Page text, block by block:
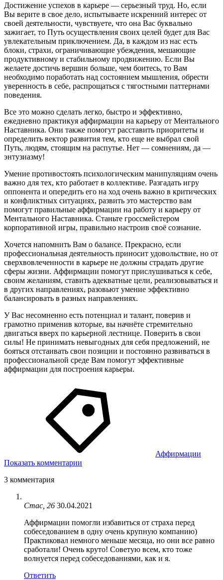
Достижение успехов в карьере — серьезный труд. Но, если
Вы верите в свое дело, испытываете искренний интерес от
своей деятельности, чувствуете, что она Вас буквально
зажигает, то Путь осуществления своих целей будет для Вас
увлекательным приключением. Да, в каждом из нас есть
блоки, страхи, ограничивающие убеждения, мешающие
продуктивному и стабильному продвижению. Если Вы
желаете достичь вершин больше, чем боитесь, то Вам
необходимо поработать над состоянием мышления, обрести
уверенность в себе, распрощаться с тягостными паттернами
поведения.
Все это можно сделать легко, быстро и эффективно,
ежедневно практикуя аффирмации на карьеру от Ментального
Наставника. Они также помогут расставить приоритеты и
определить вектор развития тем, кто еще не выбрал свой
Путь, людям, стоящим на распутье. Нет — сомнениям, да —
энтузиазму!
Умение противостоять психологическим манипуляциям очень
важно для тех, кто работает в коллективе. Разгадать игру
оппонента и опередить его на ход очень важно в критических
и конфликтных ситуациях, развить это мастерство вам
помогут правильные аффирмации на работу и карьеру от
Ментального Наставника. Станьте гроссмейстером
корпоративной игры, правильно настроив своё сознание.
Хочется напомнить Вам о балансе. Прекрасно, если
профессиональная деятельность приносит удовольствие, но от
сверхвовлеченности в карьере не должны страдать другие
сферы жизни. Аффирмации помогут прислушиваться к себе,
своим желаниям, ставить адекватные цели, реализовываться и
в других направлениях, разовьют умение эффективно
балансировать в разных направлениях.
У Вас несомненно есть потенциал и талант, поверив и
грамотно применив которые, вы начнёте стремительно
двигаться вверх по карьерной лестнице. Поверить в свои
силы! Не принимать невыгодных для себя предложений, не
бояться отстаивать свои позиции и постоянно развиваться в
профессиональной среде Вам помогут эффективные
аффирмации для построения карьеры.
Аффирмации
Показать комментарии
3 комментария
Стас, 26 30.04.2021
Аффирмации помогли избавиться от страха перед
собеседованием в одну очень крупную компанию)
Практиковал немного меньше месяца, но они все равно
сработали! Очень круто! Советую всем, кто тоже
волнуется перед собеседованиями, как и я.
Ответить